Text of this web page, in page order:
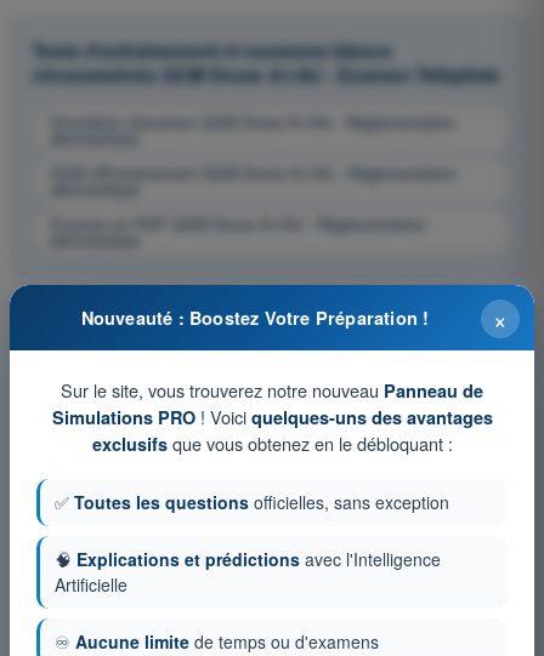
Tests d'entraînement et examens blancs
chronométrés QCM Drone A1/A3 - Examen Télépilote
Simulation d'examen QCM Drone A1/A3 - Réglementation
QCM d'Entraînement QCM Drone A1/A3 - Réglementation
Examen en PDF QCM Drone A1/A3 - Réglementation
×
Nouveauté : Boostez Votre Préparation !
Sur le site, vous trouverez notre nouveau Panneau de
Simulations PRO! Voici quelques-uns des avantages
exclusifsque vous obtenez en le débloquant :
✅ Toutes les questions officielles, sans exception
🧠 Explications et prédictions avec l'Intelligence
Artificielle
♾️ Aucune limite de temps ou d'examens